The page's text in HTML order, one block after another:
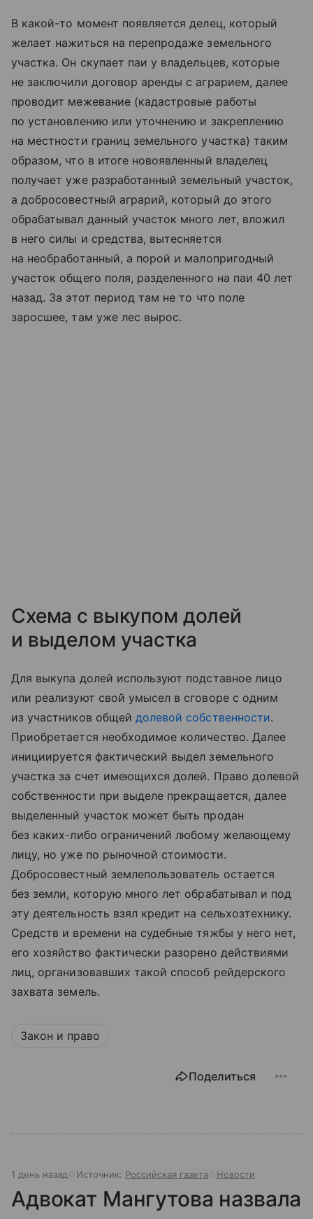
В какой-то момент появляется делец, который
желает нажиться на перепродаже земельного
участка. Он скупает паи у владельцев, которые
не заключили договор аренды с аграрием, далее
проводит межевание (кадастровые работы
по установлению или уточнению и закреплению
на местности границ земельного участка) таким
образом, что в итоге новоявленный владелец
получает уже разработанный земельный участок,
а добросовестный аграрий, который до этого
обрабатывал данный участок много лет, вложил
в него силы и средства, вытесняется
на необработанный, а порой и малопригодный
участок общего поля, разделенного на паи 40 лет
назад. За этот период там не то что поле
заросшее, там уже лес вырос.
Схема с выкупом долей
и выделом участка
Для выкупа долей используют подставное лицо
или реализуют свой умысел в сговоре с одним
из участников общей долевой собственности.
Приобретается необходимое количество. Далее
инициируется фактический выдел земельного
участка за счет имеющихся долей. Право долевой
собственности при выделе прекращается, далее
выделенный участок может быть продан
без каких-либо ограничений любому желающему
лицу, но уже по рыночной стоимости.
Добросовестный землепользователь остается
без земли, которую много лет обрабатывал и под
эту деятельность взял кредит на сельхозтехнику.
Средств и времени на судебные тяжбы у него нет,
его хозяйство фактически разорено действиями
лиц, организовавших такой способ рейдерского
захвата земель.
Закон и право
Поделиться
1 день назад Источник: Российская газета Новости
Адвокат Мангутова назвала